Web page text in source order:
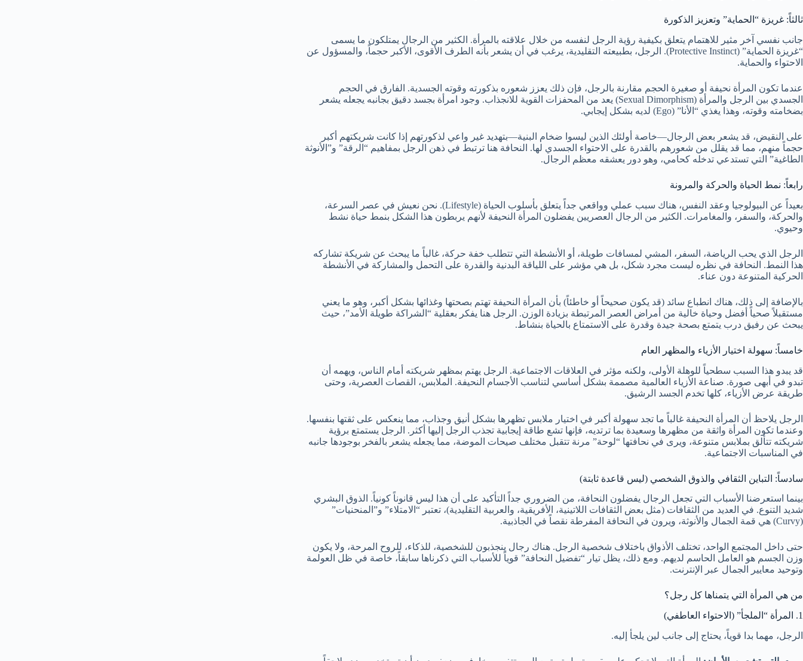
ثالثاً: غريزة “الحماية” وتعزيز الذكورة
جانب نفسي آخر مثير للاهتمام يتعلق بكيفية رؤية الرجل لنفسه من خلال علاقته بالمرأة. الكثير من الرجال يمتلكون ما يسمى
“غريزة الحماية” (Protective Instinct). الرجل، بطبيعته التقليدية، يرغب في أن يشعر بأنه الطرف الأقوى، الأكبر حجماً، والمسؤول عن
الاحتواء والحماية.
عندما تكون المرأة نحيفة أو صغيرة الحجم مقارنة بالرجل، فإن ذلك يعزز شعوره بذكورته وقوته الجسدية. الفارق في الحجم
الجسدي بين الرجل والمرأة (Sexual Dimorphism) يعد من المحفزات القوية للانجذاب. وجود امرأة بجسد دقيق بجانبه يجعله يشعر
بضخامته وقوته، وهذا يغذي “الأنا” (Ego) لديه بشكل إيجابي.
على النقيض، قد يشعر بعض الرجال—خاصة أولئك الذين ليسوا ضخام البنية—بتهديد غير واعي لذكورتهم إذا كانت شريكتهم أكبر
حجماً منهم، مما قد يقلل من شعورهم بالقدرة على الاحتواء الجسدي لها. النحافة هنا ترتبط في ذهن الرجل بمفاهيم “الرقة” و”الأنوثة
الطاغية” التي تستدعي تدخله كحامي، وهو دور يعشقه معظم الرجال.
رابعاً: نمط الحياة والحركة والمرونة
بعيداً عن البيولوجيا وعقد النفس، هناك سبب عملي وواقعي جداً يتعلق بأسلوب الحياة (Lifestyle). نحن نعيش في عصر السرعة،
والحركة، والسفر، والمغامرات. الكثير من الرجال العصريين يفضلون المرأة النحيفة لأنهم يربطون هذا الشكل بنمط حياة نشط
وحيوي.
الرجل الذي يحب الرياضة، السفر، المشي لمسافات طويلة، أو الأنشطة التي تتطلب خفة حركة، غالباً ما يبحث عن شريكة تشاركه
هذا النمط. النحافة في نظره ليست مجرد شكل، بل هي مؤشر على اللياقة البدنية والقدرة على التحمل والمشاركة في الأنشطة
الحركية المتنوعة دون عناء.
بالإضافة إلى ذلك، هناك انطباع سائد (قد يكون صحيحاً أو خاطئاً) بأن المرأة النحيفة تهتم بصحتها وغذائها بشكل أكبر، وهو ما يعني
مستقبلاً صحياً أفضل وحياة خالية من أمراض العصر المرتبطة بزيادة الوزن. الرجل هنا يفكر بعقلية “الشراكة طويلة الأمد”، حيث
يبحث عن رفيق درب يتمتع بصحة جيدة وقدرة على الاستمتاع بالحياة بنشاط.
خامساً: سهولة اختيار الأزياء والمظهر العام
قد يبدو هذا السبب سطحياً للوهلة الأولى، ولكنه مؤثر في العلاقات الاجتماعية. الرجل يهتم بمظهر شريكته أمام الناس، ويهمه أن
تبدو في أبهى صورة. صناعة الأزياء العالمية مصممة بشكل أساسي لتناسب الأجسام النحيفة. الملابس، القصات العصرية، وحتى
طريقة عرض الأزياء، كلها تخدم الجسد الرشيق.
الرجل يلاحظ أن المرأة النحيفة غالباً ما تجد سهولة أكبر في اختيار ملابس تظهرها بشكل أنيق وجذاب، مما ينعكس على ثقتها بنفسها.
وعندما تكون المرأة واثقة من مظهرها وسعيدة بما ترتديه، فإنها تشع طاقة إيجابية تجذب الرجل إليها أكثر. الرجل يستمتع برؤية
شريكته تتألق بملابس متنوعة، ويرى في نحافتها “لوحة” مرنة تتقبل مختلف صيحات الموضة، مما يجعله يشعر بالفخر بوجودها جانبه
في المناسبات الاجتماعية.
سادساً: التباين الثقافي والذوق الشخصي (ليس قاعدة ثابتة)
بينما استعرضنا الأسباب التي تجعل الرجال يفضلون النحافة، من الضروري جداً التأكيد على أن هذا ليس قانوناً كونياً. الذوق البشري
شديد التنوع. في العديد من الثقافات (مثل بعض الثقافات اللاتينية، الأفريقية، والعربية التقليدية)، تعتبر “الامتلاء” و”المنحنيات”
(Curvy) هي قمة الجمال والأنوثة، ويرون في النحافة المفرطة نقصاً في الجاذبية.
حتى داخل المجتمع الواحد، تختلف الأذواق باختلاف شخصية الرجل. هناك رجال ينجذبون للشخصية، للذكاء، للروح المرحة، ولا يكون
وزن الجسم هو العامل الحاسم لديهم. ومع ذلك، يظل تيار “تفضيل النحافة” قوياً للأسباب التي ذكرناها سابقاً، خاصة في ظل العولمة
وتوحيد معايير الجمال عبر الإنترنت.
من هي المرأة التي يتمناها كل رجل؟
1. المرأة “الملجأ” (الاحتواء العاطفي)
الرجل، مهما بدا قوياً، يحتاج إلى جانب لين يلجأ إليه.